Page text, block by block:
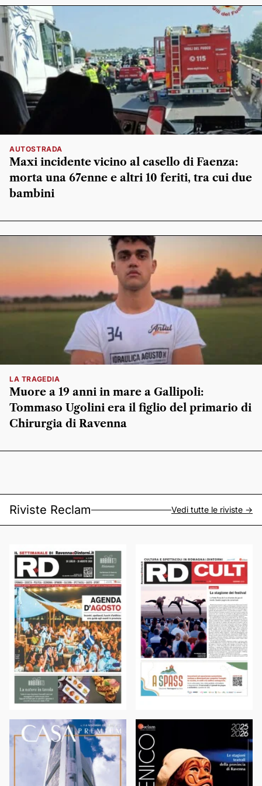
AUTOSTRADA
Maxi incidente vicino al casello di Faenza:
morta una 67enne e altri 10 feriti, tra cui due
bambini
LA TRAGEDIA
Muore a 19 anni in mare a Gallipoli:
Tommaso Ugolini era il figlio del primario di
Chirurgia di Ravenna
Riviste Reclam Vedi tutte le riviste ->